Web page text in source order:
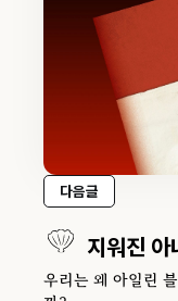
다음글
지워진 아
우리는 왜 아일린